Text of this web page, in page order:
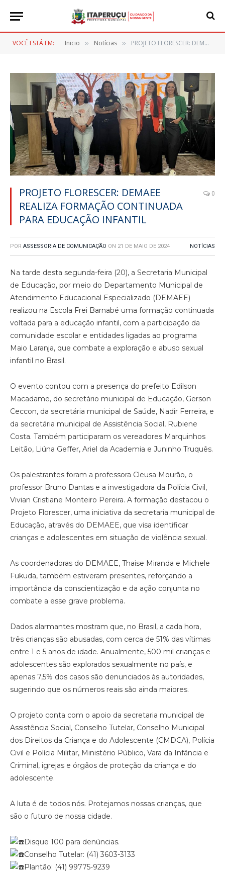
VOCÊ ESTÁ EM: Inicio » Notícias » PROJETO FLORESCER: DEMAEE REALIZA FORMAÇÃO CONTINUADA PARA EDUCAÇÃO INFANTIL
PROJETO FLORESCER: DEMAEE
REALIZA FORMAÇÃO CONTINUADA
PARA EDUCAÇÃO INFANTIL
0
POR ASSESSORIA DE COMUNICAÇÃO ON 21 DE MAIO DE 2024 NOTÍCIAS
Na tarde desta segunda-feira (20), a Secretaria Municipal
de Educação, por meio do Departamento Municipal de
Atendimento Educacional Especializado (DEMAEE)
realizou na Escola Frei Barnabé uma formação continuada
voltada para a educação infantil, com a participação da
comunidade escolar e entidades ligadas ao programa
Maio Laranja, que combate a exploração e abuso sexual
infantil no Brasil.
O evento contou com a presença do prefeito Edilson
Macadame, do secretário municipal de Educação, Gerson
Ceccon, da secretária municipal de Saúde, Nadir Ferreira, e
da secretária municipal de Assistência Social, Rubiene
Costa. Também participaram os vereadores Marquinhos
Leitão, Liúna Geffer, Ariel da Academia e Juninho Truquês.
Os palestrantes foram a professora Cleusa Mourão, o
professor Bruno Dantas e a investigadora da Polícia Civil,
Vivian Cristiane Monteiro Pereira. A formação destacou o
Projeto Florescer, uma iniciativa da secretaria municipal de
Educação, através do DEMAEE, que visa identificar
crianças e adolescentes em situação de violência sexual.
As coordenadoras do DEMAEE, Thaise Miranda e Michele
Fukuda, também estiveram presentes, reforçando a
importância da conscientização e da ação conjunta no
combate a esse grave problema.
Dados alarmantes mostram que, no Brasil, a cada hora,
três crianças são abusadas, com cerca de 51% das vítimas
entre 1 e 5 anos de idade. Anualmente, 500 mil crianças e
adolescentes são explorados sexualmente no país, e
apenas 7,5% dos casos são denunciados às autoridades,
sugerindo que os números reais são ainda maiores.
O projeto conta com o apoio da secretaria municipal de
Assistência Social, Conselho Tutelar, Conselho Municipal
dos Direitos da Criança e do Adolescente (CMDCA), Polícia
Civil e Polícia Militar, Ministério Público, Vara da Infância e
Criminal, igrejas e órgãos de proteção da criança e do
adolescente.
A luta é de todos nós. Protejamos nossas crianças, que
são o futuro de nossa cidade.
Disque 100 para denúncias.
Conselho Tutelar: (41) 3603-3133
Plantão: (41) 99775-9239